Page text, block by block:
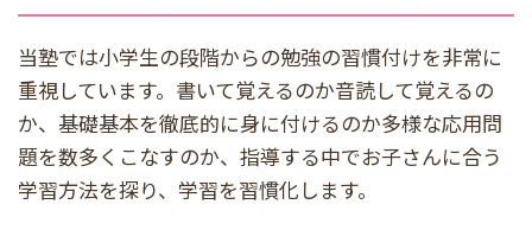
当塾では小学生の段階からの勉強の習慣付けを非常に
重視しています。書いて覚えるのか音読して覚えるの
か、基礎基本を徹底的に身に付けるのか多様な応用問
題を数多くこなすのか、指導する中でお子さんに合う
学習方法を探り、学習を習慣化します。